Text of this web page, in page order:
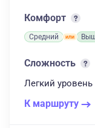
Комфорт
Средний
Сложность
Легкий уровень
К маршруту